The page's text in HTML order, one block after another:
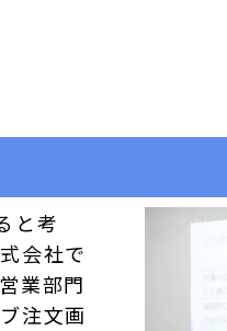
と考
会社で
業部門
注文画